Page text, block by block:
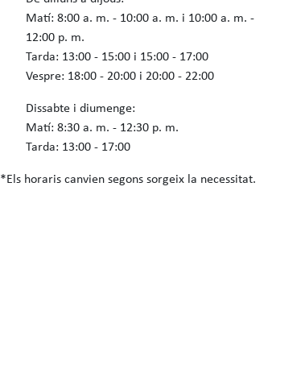
Matí: 8:00 a. m. - 10:00 a. m. i 10:00 a. m. -
12:00 p. m.
Tarda: 13:00 - 15:00 i 15:00 - 17:00
Vespre: 18:00 - 20:00 i 20:00 - 22:00
Dissabte i diumenge:
Matí: 8:30 a. m. - 12:30 p. m.
Tarda: 13:00 - 17:00
*Els horaris canvien segons sorgeix la necessitat.